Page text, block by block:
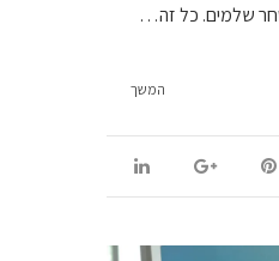
שלמים. כל זה…
המשך